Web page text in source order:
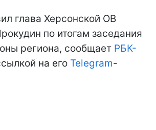
глава Херсонской ОВ
по итогам заседания
региона, сообщает РБК-
на его Telegram-